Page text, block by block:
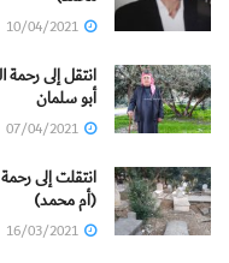
انتقل إلى
أبو سلمان
انتقلت إلى
(أم محمد)